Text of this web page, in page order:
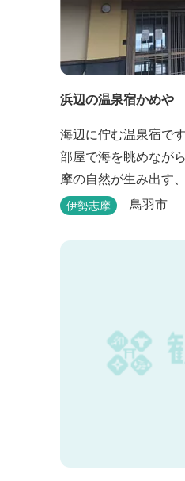
浜辺の温泉宿かめや
海辺に佇む温泉宿で
部屋で海を眺めなが
摩の自然が生み出す
したお料理も味わえま
伊勢志摩 鳥羽市